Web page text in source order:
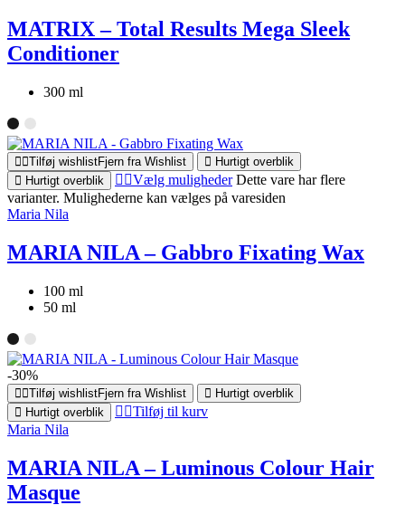
MATRIX – Total Results Mega Sleek
Conditioner
300 ml
Tilføj wishlistFjern fra Wishlist
Hurtigt overblik
Hurtigt overblik
Vælg muligheder Dette vare har flere
varianter. Mulighederne kan vælges på varesiden
Maria Nila
MARIA NILA – Gabbro Fixating Wax
100 ml
50 ml
-30%
Tilføj wishlistFjern fra Wishlist
Hurtigt overblik
Hurtigt overblik
Tilføj til kurv
Maria Nila
MARIA NILA – Luminous Colour Hair
Masque